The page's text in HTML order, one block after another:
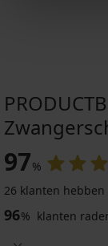
-20 % BRA20
97%
26 klanten
96% klanten